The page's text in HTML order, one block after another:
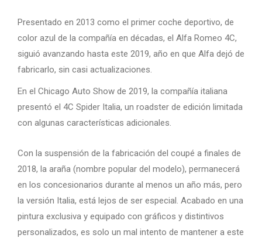
Presentado en 2013 como el primer coche deportivo, de
color azul de la compañía en décadas, el Alfa Romeo 4C,
siguió avanzando hasta este 2019, año en que Alfa dejó de
fabricarlo, sin casi actualizaciones.
En el Chicago Auto Show de 2019, la compañía italiana
presentó el 4C Spider Italia, un roadster de edición limitada
con algunas características adicionales.
Con la suspensión de la fabricación del coupé a finales de
2018, la araña (nombre popular del modelo), permanecerá
en los concesionarios durante al menos un año más, pero
la versión Italia, está lejos de ser especial. Acabado en una
pintura exclusiva y equipado con gráficos y distintivos
personalizados, es solo un mal intento de mantener a este